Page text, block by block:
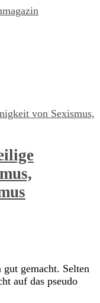
gemacht. Selten
auf das pseudo